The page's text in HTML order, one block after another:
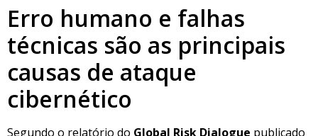
Erro humano e falhas
técnicas são as principais
causas de ataque
cibernético
Segundo o relatório do Global Risk Dialogue publicado